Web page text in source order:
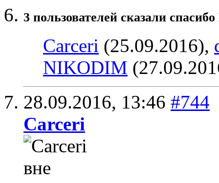
3 пользователей сказали
Carceri (25.09.2016),
NIKODIM
28.09.2016, 13:46 #744
Carceri